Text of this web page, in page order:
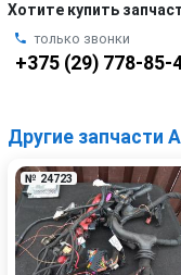
Хотите купить
только звонки
+375 (29) 778-85-
Другие запчасти
№ 24723